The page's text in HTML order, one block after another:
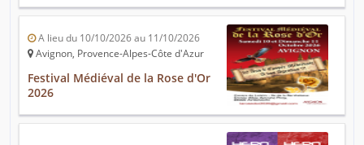
A lieu du 10/10/2026 au 11/10/2026
Avignon, Provence-Alpes-Côte d'Azur
Festival Médiéval de la Rose d'Or
2026